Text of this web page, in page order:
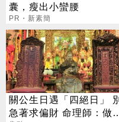
囊，瘦出小蠻腰
PR・新素簡
關公生日遇「四絕日」
急著求偏財 命理師：做1